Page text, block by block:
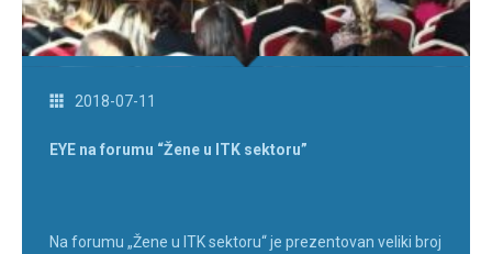
2018-07-11
EYE na forumu “Žene u ITK sektoru”
Na forumu „Žene u ITK sektoru“ je prezentovan veliki broj